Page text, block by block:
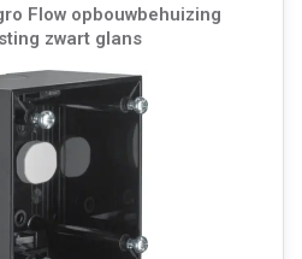
Flow opbouwbehuizing
zwart glans